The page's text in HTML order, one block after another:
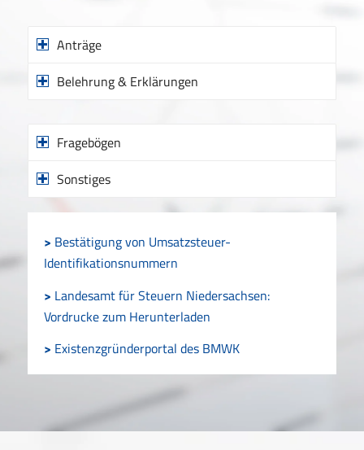
Anträge
Belehrung & Erklärungen
Fragebögen
Sonstiges
> Bestätigung von Umsatzsteuer-
Identifikationsnummern
> Landesamt für Steuern Niedersachsen:
Vordrucke zum Herunterladen
> Existenzgründerportal des BMWK